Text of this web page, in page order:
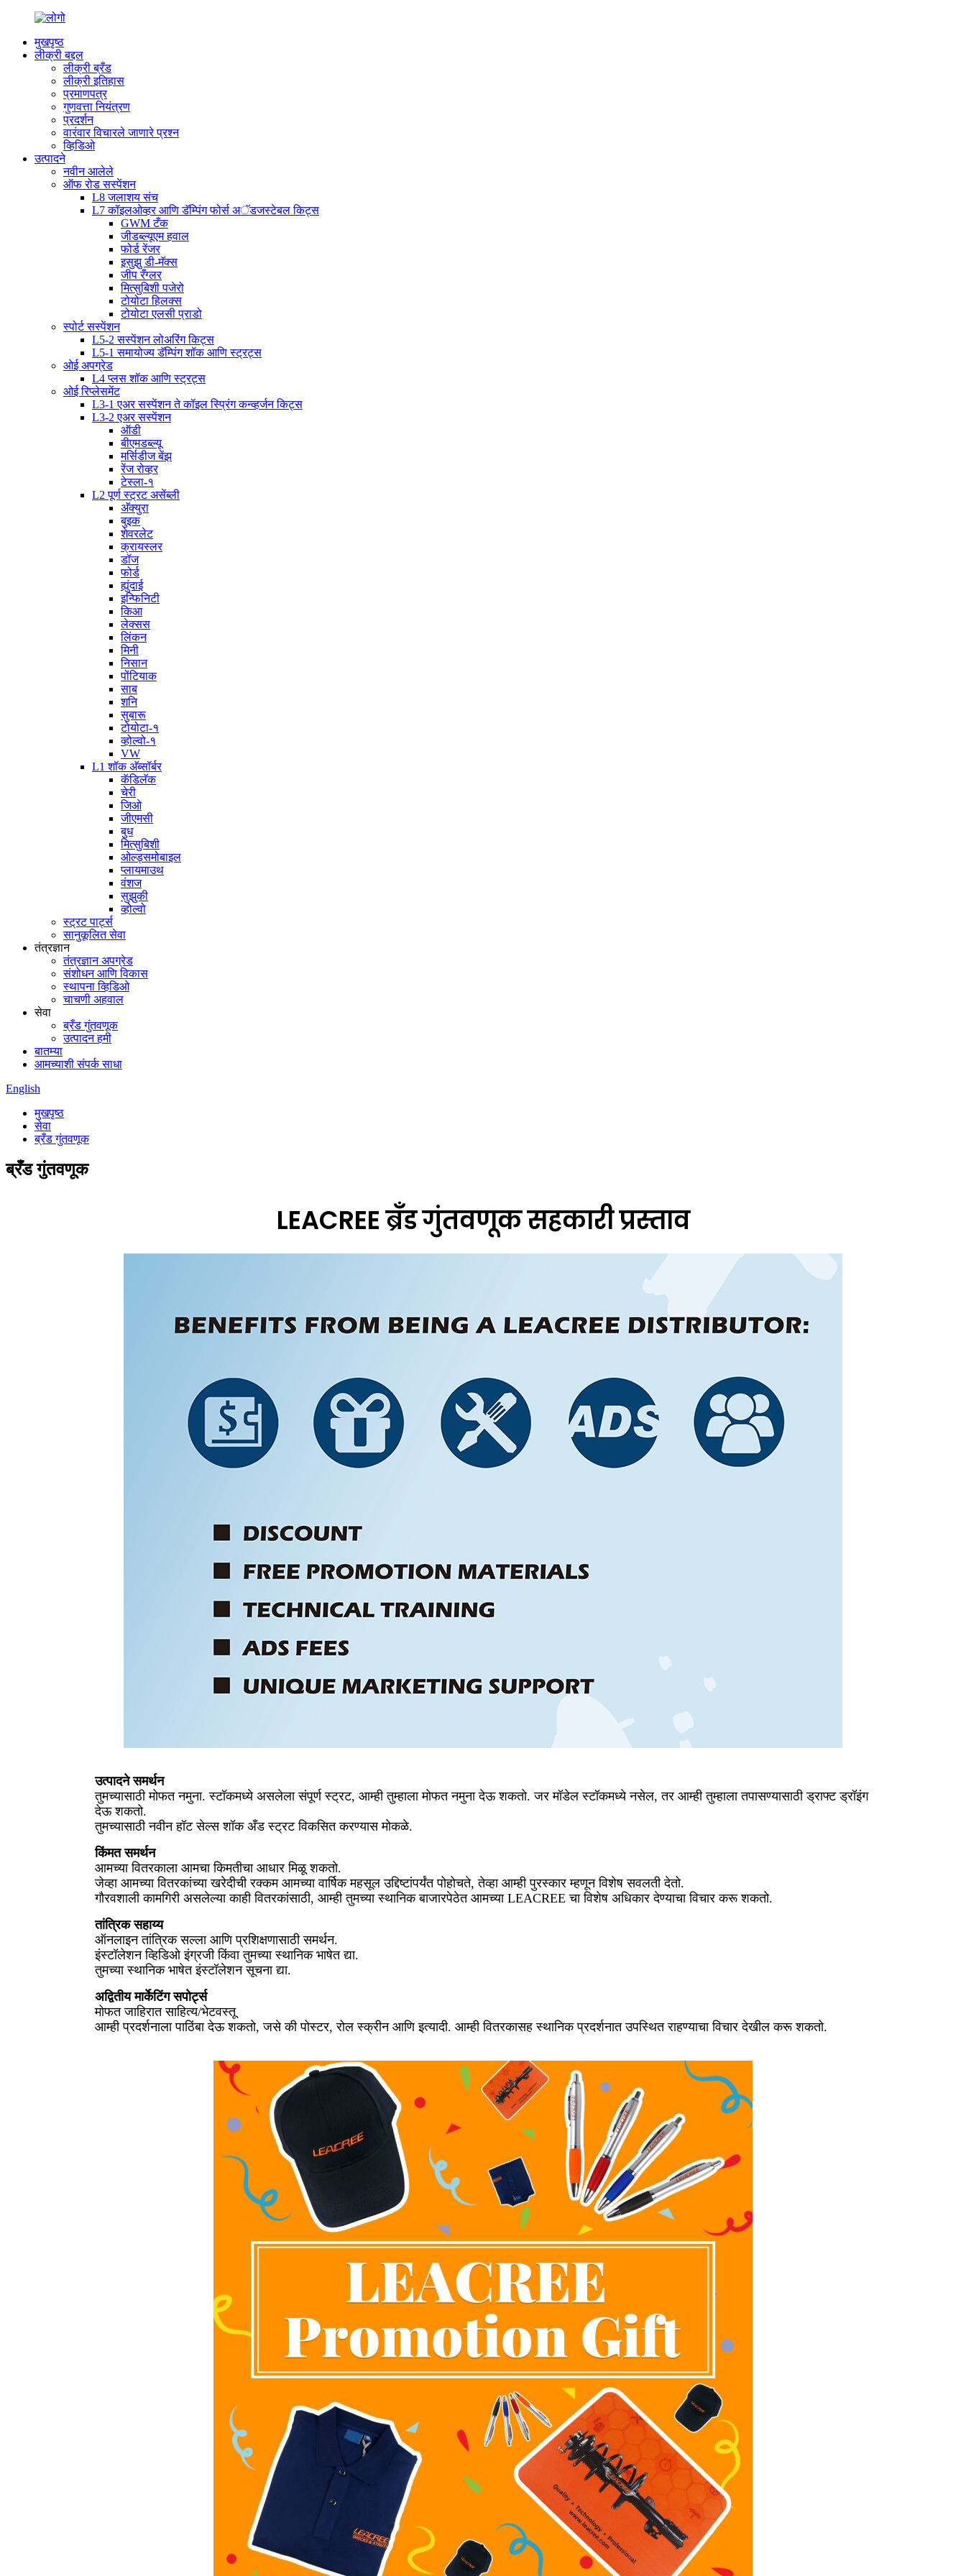
मुखपृष्ठ
लीक्री बद्दल
लीक्री ब्रँड
लीक्री इतिहास
प्रमाणपत्र
गुणवत्ता नियंत्रण
प्रदर्शन
वारंवार विचारले जाणारे प्रश्न
व्हिडिओ
उत्पादने
नवीन आलेले
ऑफ रोड सस्पेंशन
L8 जलाशय संच
L7 कॉइलओव्हर आणि डॅम्पिंग फोर्स अॅडजस्टेबल किट्स
GWM टँक
जीडब्ल्यूएम हवाल
फोर्ड रेंजर
इसुझु डी-मॅक्स
जीप रँग्लर
मित्सुबिशी पजेरो
टोयोटा हिलक्स
टोयोटा एलसी प्राडो
स्पोर्ट सस्पेंशन
L5-2 सस्पेंशन लोअरिंग किट्स
L5-1 समायोज्य डॅम्पिंग शॉक आणि स्ट्रट्स
ओई अपग्रेड
L4 प्लस शॉक आणि स्ट्रट्स
ओई रिप्लेसमेंट
L3-1 एअर सस्पेंशन ते कॉइल स्प्रिंग कन्व्हर्जन किट्स
L3-2 एअर सस्पेंशन
ऑडी
बीएमडब्ल्यू
मर्सिडीज बेंझ
रेंज रोव्हर
टेस्ला-१
L2 पूर्ण स्ट्रट असेंब्ली
अ‍ॅक्युरा
बुइक
शेवरलेट
क्रायस्लर
डॉज
फोर्ड
ह्युंदाई
इन्फिनिटी
किआ
लेक्सस
लिंकन
मिनी
निसान
पोंटियाक
साब
शनि
सुबारू
टोयोटा-१
व्होल्वो-१
VW
L1 शॉक अ‍ॅब्सॉर्बर
कॅडिलॅक
चेरी
जिओ
जीएमसी
बुध
मित्सुबिशी
ओल्ड्समोबाइल
प्लायमाउथ
वंशज
सुझुकी
व्होल्वो
स्ट्रट पार्ट्स
सानुकूलित सेवा
तंत्रज्ञान
तंत्रज्ञान अपग्रेड
संशोधन आणि विकास
स्थापना व्हिडिओ
चाचणी अहवाल
सेवा
ब्रँड गुंतवणूक
उत्पादन हमी
बातम्या
आमच्याशी संपर्क साधा
English
मुखपृष्ठ
सेवा
ब्रँड गुंतवणूक
ब्रँड गुंतवणूक
LEACREE ब्रँड गुंतवणूक सहकारी प्रस्ताव
उत्पादने समर्थन
तुमच्यासाठी मोफत नमुना. स्टॉकमध्ये असलेला संपूर्ण स्ट्रट, आम्ही तुम्हाला मोफत नमुना देऊ शकतो. जर मॉडेल स्टॉकमध्ये नसेल, तर आम्ही तुम्हाला तपासण्यासाठी ड्राफ्ट ड्रॉइंग
देऊ शकतो.
तुमच्यासाठी नवीन हॉट सेल्स शॉक अँड स्ट्रट विकसित करण्यास मोकळे.
किंमत समर्थन
आमच्या वितरकाला आमचा किमतीचा आधार मिळू शकतो.
जेव्हा आमच्या वितरकांच्या खरेदीची रक्कम आमच्या वार्षिक महसूल उद्दिष्टांपर्यंत पोहोचते, तेव्हा आम्ही पुरस्कार म्हणून विशेष सवलती देतो.
गौरवशाली कामगिरी असलेल्या काही वितरकांसाठी, आम्ही तुमच्या स्थानिक बाजारपेठेत आमच्या LEACREE चा विशेष अधिकार देण्याचा विचार करू शकतो.
तांत्रिक सहाय्य
ऑनलाइन तांत्रिक सल्ला आणि प्रशिक्षणासाठी समर्थन.
इंस्टॉलेशन व्हिडिओ इंग्रजी किंवा तुमच्या स्थानिक भाषेत द्या.
तुमच्या स्थानिक भाषेत इंस्टॉलेशन सूचना द्या.
अद्वितीय मार्केटिंग सपोर्ट्स
मोफत जाहिरात साहित्य/भेटवस्तू
आम्ही प्रदर्शनाला पाठिंबा देऊ शकतो, जसे की पोस्टर, रोल स्क्रीन आणि इत्यादी. आम्ही वितरकासह स्थानिक प्रदर्शनात उपस्थित राहण्याचा विचार देखील करू शकतो.